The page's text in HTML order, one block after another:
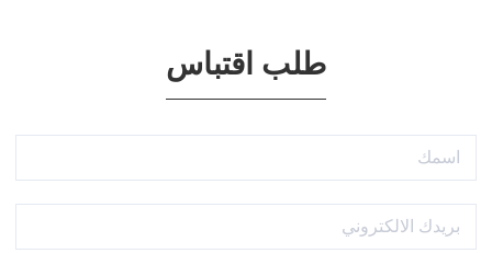
طلب اقتباس